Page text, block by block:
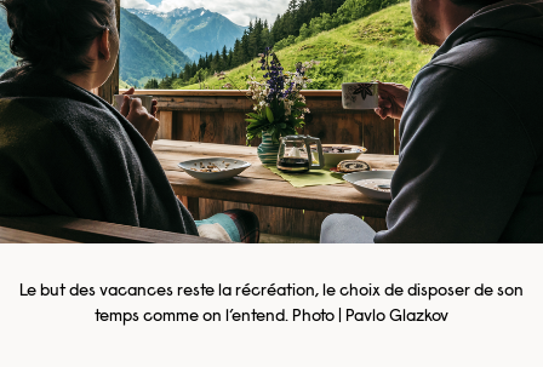
Le but des vacances reste la récréation, le choix de disposer de son
temps comme on l’entend. Photo | Pavlo Glazkov